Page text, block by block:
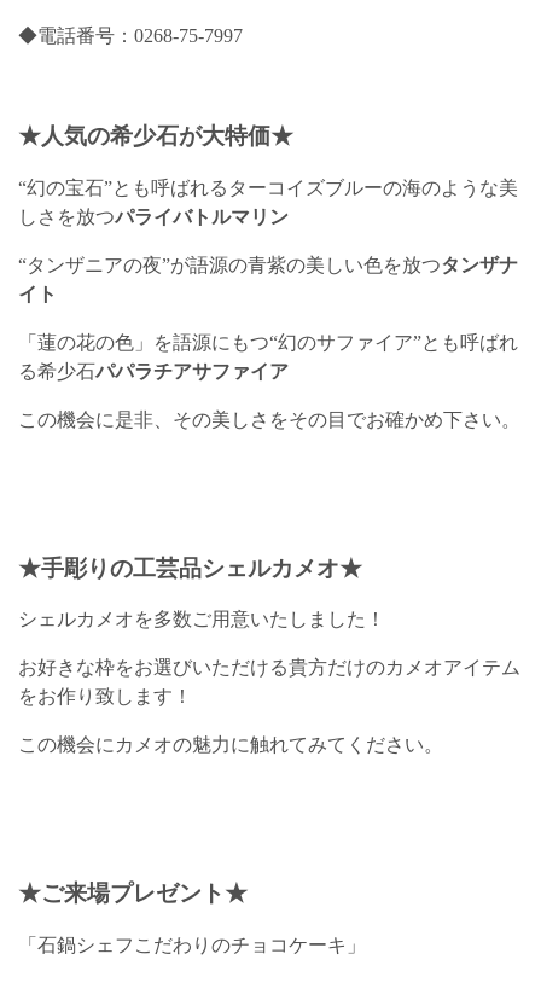
◆電話番号：0268-75-7997
★人気の希少石が大特価★
“幻の宝石”とも呼ばれるターコイズブルーの海のような美
しさを放つパライバトルマリン
“タンザニアの夜”が語源の青紫の美しい色を放つタンザナ
イト
「蓮の花の色」を語源にもつ“幻のサファイア”とも呼ばれ
る希少石パパラチアサファイア
この機会に是非、その美しさをその目でお確かめ下さい。
★手彫りの工芸品シェルカメオ★
シェルカメオを多数ご用意いたしました！
お好きな枠をお選びいただける貴方だけのカメオアイテム
をお作り致します！
この機会にカメオの魅力に触れてみてください。
★ご来場プレゼント★
「石鍋シェフこだわりのチョコケーキ」